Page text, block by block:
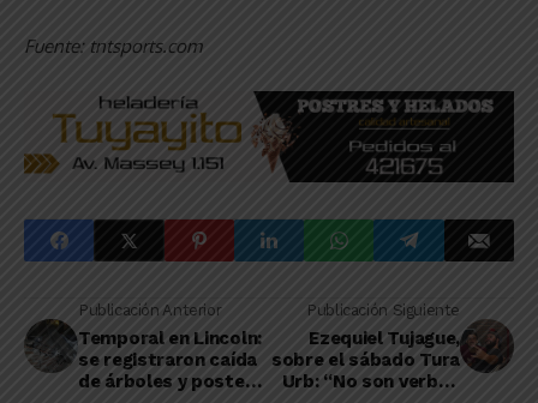
Fuente: tntsports.com
Publicación Anterior
Temporal en Lincoln:
se registraron caída
de árboles y postes
Publicación Siguiente
Ezequiel Tujague,
sobre el sábado Tura
Urb: “No son verbos